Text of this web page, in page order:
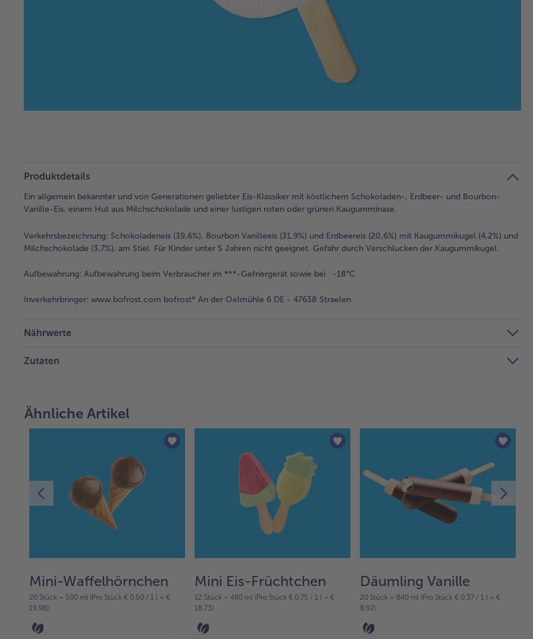
Produktdetails
Ein allgemein bekannter und von Generationen geliebter Eis-Klassiker mit köstlichem Schokoladen-, Erdbeer- und Bourbon-
Vanille-Eis, einem Hut aus Milchschokolade und einer lustigen roten oder grünen Kaugumminase.
Verkehrsbezeichnung: Schokoladeneis (39,6%), Bourbon Vanilleeis (31,9%) und Erdbeereis (20,6%) mit Kaugummikugel (4,2%) und
Milchschokolade (3,7%), am Stiel. Für Kinder unter 5 Jahren nicht geeignet. Gefahr durch Verschlucken der Kaugummikugel.
Aufbewahrung: Aufbewahrung beim Verbraucher im ***-Gefriergerät sowie bei -18°C
Inverkehrbringer: www.bofrost.com bofrost* An der Oelmühle 6 DE - 47638 Straelen
Nährwerte
Zutaten
Ähnliche Artikel
Mini-Waffelhörnchen
20 Stück = 500 ml (Pro Stück € 0,50 / 1 l = €
19,98)
Mini Eis-Früchtchen
12 Stück = 480 ml (Pro Stück € 0,75 / 1 l = €
18,73)
Däumling Vanille
20 Stück = 840 ml (Pro Stück € 0,37 / 1 l = €
8,92)